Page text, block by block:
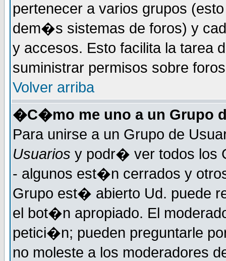
pertenecer a varios grupos
dem�s sistemas de foros) y
y accesos. Esto facilita la tarea
suministrar permisos sobre
Volver arriba
�C�mo me uno a un Grupo
Para unirse a un Grupo de
Usuarios y podr� ver todos los
- algunos est�n cerrados y
Grupo est� abierto Ud. puede
el bot�n apropiado. El
petici�n; pueden preguntarle
no moleste a los moderadores